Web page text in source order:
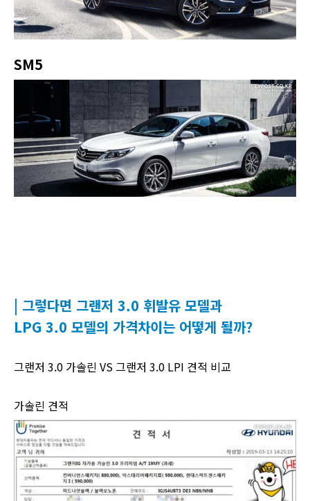
SM5
| 그렇다면 그랜저 3.0 휘발유 모델과
LPG 3.0 모델의 가격차이는 어떻게 될까?
그랜저 3.0 가솔린 VS 그랜저 3.0 LPI 견적 비교
가솔린 견적